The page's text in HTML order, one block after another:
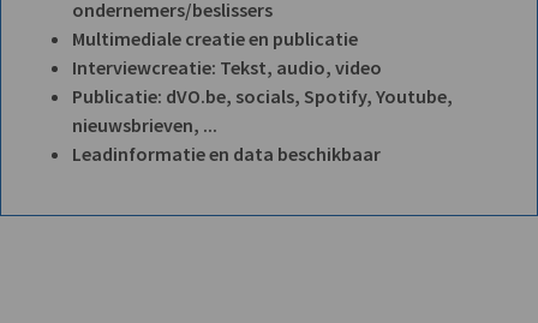
ondernemers/beslissers
Multimediale creatie en publicatie
Interviewcreatie: Tekst, audio, video
Publicatie: dVO.be, socials, Spotify, Youtube,
nieuwsbrieven, ...
Leadinformatie en data beschikbaar